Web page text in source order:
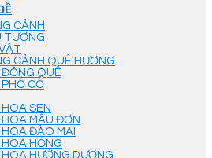
CẢNH
TƯỢNG
CẢNH QUÊ HƯƠNG
QUÊ
CỔ
SEN
MẪU ĐƠN
ĐÀO MAI
HỒNG
HƯỚNG DƯƠNG